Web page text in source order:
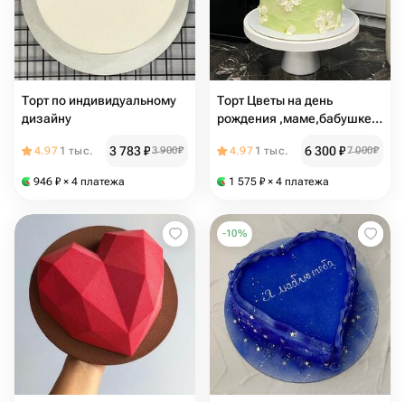
Торт по индивидуальному
дизайну
4.97 1 тыс. 3 783₽3 900₽
946 ₽ × 4 платежа
Торт Цветы на день
рождения ,маме,бабушке
4.97 1 тыс. 6 300₽7 000₽
1 575 ₽ × 4 платежа
-10%